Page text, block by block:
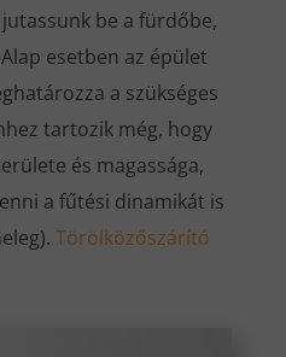
be a fürdőbe,
esetben az épület
a szükséges
tartozik még, hogy
és magassága,
a fűtési dinamikát is
Törölközőszárító